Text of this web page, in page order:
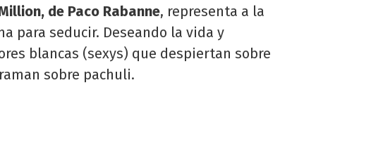
de Paco Rabanne, representa a la
para seducir. Deseando la vida y
blancas (sexys) que despiertan sobre
sobre pachuli.